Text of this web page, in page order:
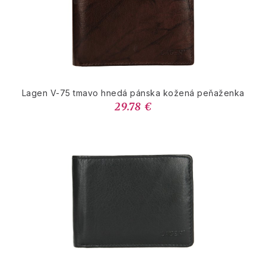
Lagen V-75 tmavo hnedá pánska kožená peňaženka
29.78 €